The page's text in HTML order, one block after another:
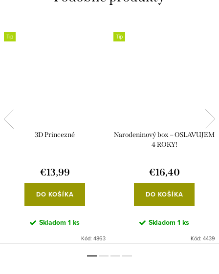
Tip
3D Princezné
€13,99
DO KOŠÍKA
Skladom 1 ks
Kód: 4863
Tip
Narodeninový box – OSLAVUJEM
4 ROKY!
€16,40
DO KOŠÍKA
Skladom 1 ks
Kód: 4439